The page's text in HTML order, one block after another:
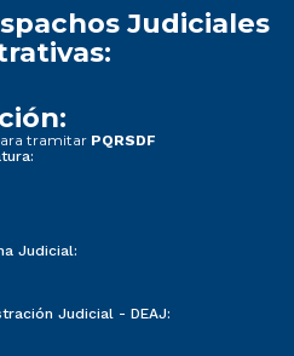
Judiciales
tramitar PQRSDF
Judicial:
Judicial - DEAJ: